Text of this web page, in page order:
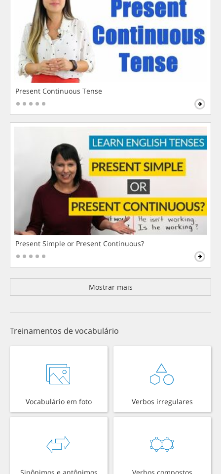
Present Continuous Tense
Present Simple or Present Continuous?
Mostrar mais
Treinamentos de vocabulário
Vocabulário em foto Verbos irregulares
Sinônimos e antônimos Verbos compostos